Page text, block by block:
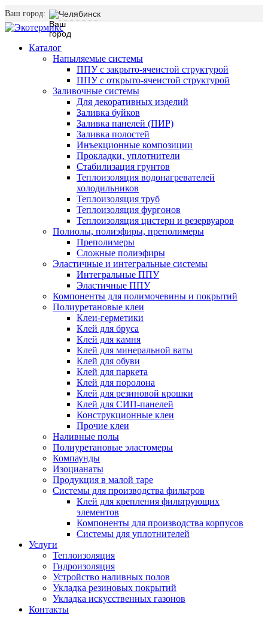
Ваш город: Челябинск
Каталог
Напыляемые системы
ППУ с закрыто-ячеистой структурой
ППУ с открыто-ячеистой структурой
Заливочные системы
Для декоративных изделий
Заливка буйков
Заливка панелей (ПИР)
Заливка полостей
Инъекционные композиции
Прокладки, уплотнители
Стабилизация грунтов
Теплоизоляция водонагревателей
холодильников
Теплоизоляция труб
Теплоизоляция фургонов
Теплоизоляция цистерн и резервуаров
Полиолы, полиэфиры, преполимеры
Преполимеры
Сложные полиэфиры
Эластичные и интегральные системы
Интегральные ППУ
Эластичные ППУ
Компоненты для полимочевины и покрытий
Полиуретановые клеи
Клеи-герметики
Клей для бруса
Клей для камня
Клей для минеральной ваты
Клей для обуви
Клей для паркета
Клей для поролона
Клей для резиновой крошки
Клей для СИП-панелей
Конструкционные клеи
Прочие клеи
Наливные полы
Полиуретановые эластомеры
Компаунды
Изоцианаты
Продукция в малой таре
Системы для производства фильтров
Клей для крепления фильтрующих
элементов
Компоненты для производства корпусов
Системы для уплотнителей
Услуги
Теплоизоляция
Гидроизоляция
Устройство наливных полов
Укладка резиновых покрытий
Укладка искусственных газонов
Контакты